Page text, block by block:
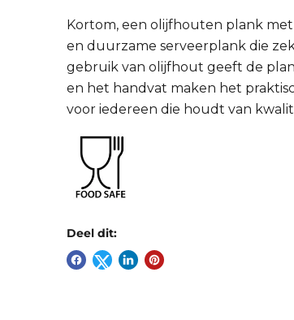
Kortom, een olijfhouten plank
en duurzame serveerplank die
gebruik van olijfhout geeft de
en het handvat maken het
voor iedereen die houdt van
Deel dit: